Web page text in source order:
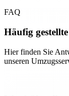
FAQ
Häufig
Hier finden Sie
unseren